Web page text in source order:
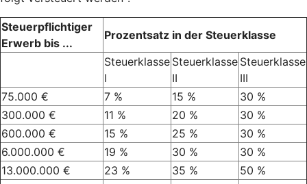
Steuerpflichtiger
Erwerb bis ...
Prozentsatz in der Steuerklasse
Steuerklasse
I
Steuerklasse
II
Steuerklasse
III
75.000 €
7 % 15 %
30 %
300.000 €
11 % 20 %
30 %
600.000 €
15 % 25 %
30 %
6.000.000 €
19 % 30 %
30 %
13.000.000 €
23 % 35 %
50 %